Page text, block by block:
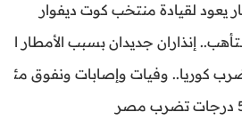
يعود لقيادة منتخب كوت ديفوار
إنذاران جديدان بسبب الأمطار
كوريا.. وفيات وإصابات ونفوق مئات